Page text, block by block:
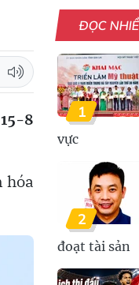
8
hóa
ĐỌC
1
vực
2
đoạt tài sản